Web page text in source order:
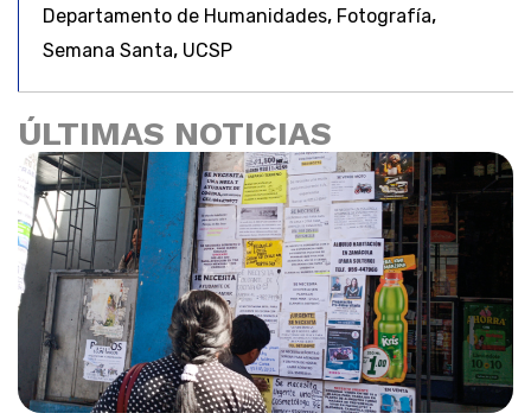
Departamento de Humanidades, Fotografía,
Semana Santa, UCSP
ÚLTIMAS NOTICIAS